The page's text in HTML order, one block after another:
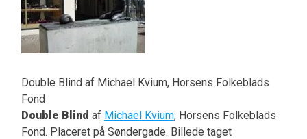
Double Blind af Michael Kvium, Horsens Folkeblads
Fond
Double Blind af Michael Kvium, Horsens Folkeblads
Fond. Placeret på Søndergade. Billede taget